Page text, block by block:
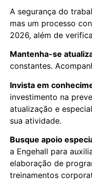
A segurança do
mas um processo
2026, além de
Mantenha-se
constantes.
Invista em
investimento na
atualização e
sua atividade.
Busque apoio
a Engehall para
elaboração de
treinamentos